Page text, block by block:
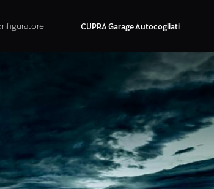
CUPRA Garage Autocogliati